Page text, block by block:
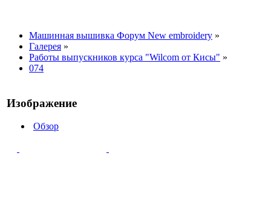
Машинная вышивка Форум New embroidery »
Галерея »
Работы выпускников курса "Wilcom от Кисы" »
074
Изображение
Обзор